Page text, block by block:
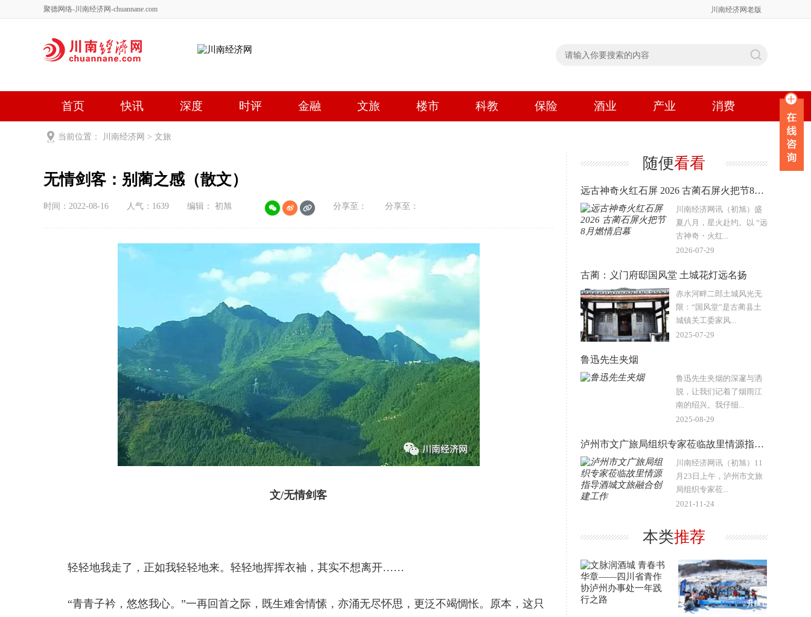
聚德网络-川南经济网-chuannane.com 川南经济网老版
首页 快讯 深度 时评 金融 文旅 楼市 科教 保险 酒业 产业 消费
健康 文艺
当前位置： 川南经济网 > 文旅
无情剑客：别蔺之感（散文）
时间：2022-08-16 人气： 1639 编辑： 初旭 分享至： 分享至：
文/无情剑客
轻轻地我走了，正如我轻轻地来。轻轻地挥挥衣袖，其实不想离开……
“青青子衿，悠悠我心。”一再回首之际，既生难舍情愫，亦涌无尽怀思，更泛不竭惆怅。原本，这只
随便看看
远古神奇火红石屏 2026 古蔺石屏火把节8月燃情启幕
川南经济网讯（初旭）盛
夏八月，星火赴约。以 “远
古神奇・火红...
2026-07-29
古蔺：义门府邸国风堂 土城花灯远名扬
赤水河畔二郎土城风光无
限：“国风堂”是古蔺县土
城镇关工委家风...
2025-07-29
鲁迅先生夹烟
鲁迅先生夹烟的深邃与洒
脱，让我们记着了烟雨江
南的绍兴。我仔细...
2025-08-29
泸州市文广旅局组织专家莅临故里情源指导酒城文旅融合创建工作
川南经济网讯（初旭）11
月23日上午，泸州市文旅
局组织专家莅...
2021-11-24
本类推荐